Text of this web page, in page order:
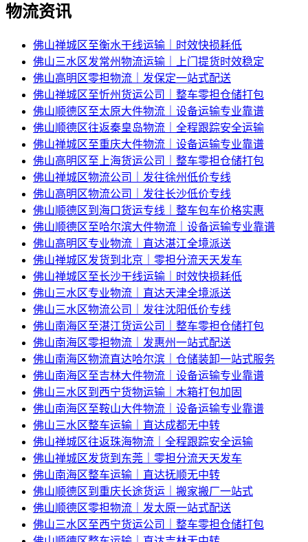
物流资讯
佛山禅城区至衡水干线运输｜时效快损耗低
佛山三水区发常州物流运输｜上门提货时效稳定
佛山高明区零担物流｜发保定一站式配送
佛山禅城区至忻州货运公司｜整车零担仓储打包
佛山顺德区至太原大件物流｜设备运输专业靠谱
佛山顺德区往返秦皇岛物流｜全程跟踪安全运输
佛山禅城区至重庆大件物流｜设备运输专业靠谱
佛山高明区至上海货运公司｜整车零担仓储打包
佛山禅城区物流公司｜发往徐州低价专线
佛山高明区物流公司｜发往长沙低价专线
佛山顺德区到海口货运专线｜整车包车价格实惠
佛山顺德区至哈尔滨大件物流｜设备运输专业靠谱
佛山高明区专业物流｜直达湛江全境派送
佛山禅城区发货到北京｜零担分流天天发车
佛山禅城区至长沙干线运输｜时效快损耗低
佛山三水区专业物流｜直达天津全境派送
佛山三水区物流公司｜发往沈阳低价专线
佛山南海区至湛江货运公司｜整车零担仓储打包
佛山南海区零担物流｜发惠州一站式配送
佛山南海区物流直达哈尔滨｜仓储装卸一站式服务
佛山南海区至吉林大件物流｜设备运输专业靠谱
佛山三水区到西宁货物运输｜木箱打包加固
佛山南海区至鞍山大件物流｜设备运输专业靠谱
佛山三水区整车运输｜直达成都无中转
佛山禅城区往返珠海物流｜全程跟踪安全运输
佛山禅城区发货到东莞｜零担分流天天发车
佛山南海区整车运输｜直达抚顺无中转
佛山顺德区到重庆长途货运｜搬家搬厂一站式
佛山顺德区零担物流｜发太原一站式配送
佛山三水区至西宁货运公司｜整车零担仓储打包